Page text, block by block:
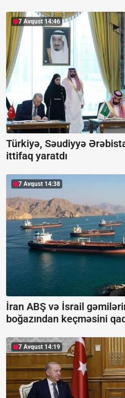
7 Avqust 14:46
Türkiyə, Səudiyyə
ittifaq yaratdı
7 Avqust 14:38
İran ABŞ və İsrail
boğazından keçməsini
7 Avqust 14:19